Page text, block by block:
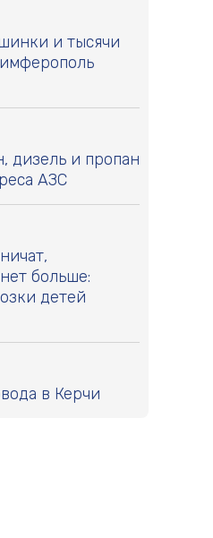
и тысячи
дизель и пропан
АЗС
больше:
детей
в Керчи